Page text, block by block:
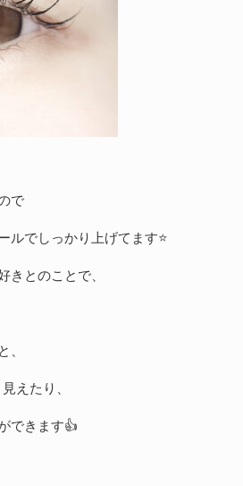
で
ルでしっかり上げてます⭐️
きとのことで、
、
えたり、
できます👍